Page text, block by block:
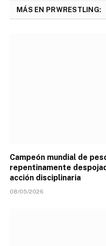
MÁS EN PRWRESTLING:
Campeón mundial de
repentinamente
acción disciplinaria
08/05/2026